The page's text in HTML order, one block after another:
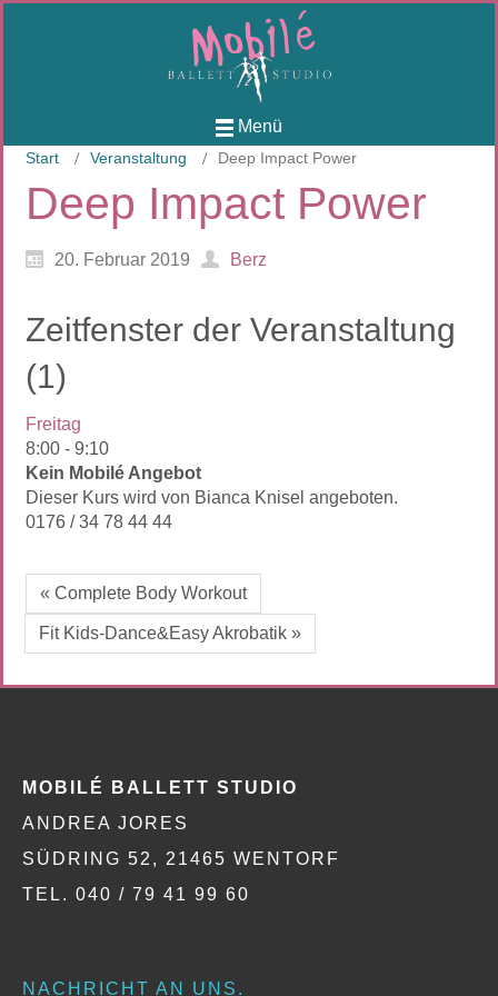
Menü
Start Veranstaltung Deep Impact Power
Deep Impact Power
20. Februar 2019 Berz
Zeitfenster der Veranstaltung
(1)
Freitag
8:00 - 9:10
Kein Mobilé Angebot
Dieser Kurs wird von Bianca Knisel angeboten.
0176 / 34 78 44 44
« Complete Body Workout
Fit Kids-Dance&Easy Akrobatik »
MOBILÉ BALLETT STUDIO
ANDREA JORES
SÜDRING 52, 21465 WENTORF
TEL. 040 / 79 41 99 60
NACHRICHT AN UNS.